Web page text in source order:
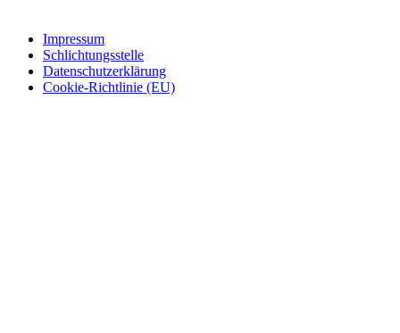
Impressum
Schlichtungsstelle
Datenschutzerklärung
Cookie-Richtlinie (EU)